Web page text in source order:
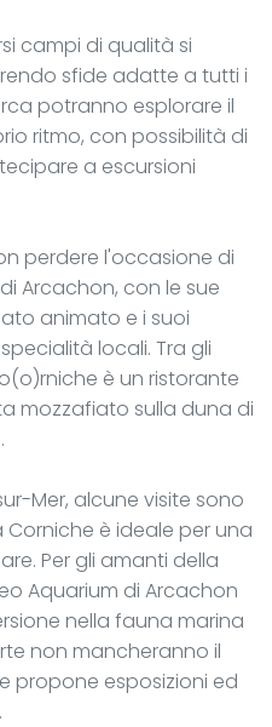
campi di qualità si
sfide adatte a tutti i
potranno esplorare il
ritmo, con possibilità di
a escursioni
perdere l'occasione di
Arcachon, con le sue
animato e i suoi
locali. Tra gli
è un ristorante
mozzafiato sulla duna di
Mer, alcune visite sono
è ideale per una
Per gli amanti della
Aquarium di Arcachon
nella fauna marina
non mancheranno il
propone esposizioni ed